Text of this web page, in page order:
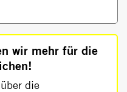
wir mehr für die
die